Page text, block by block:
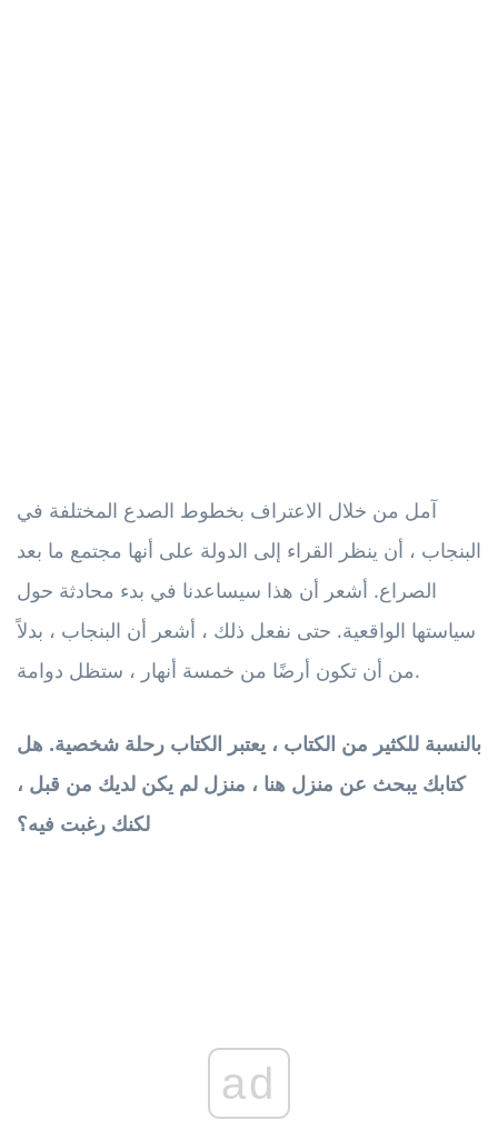
آمل من خلال الاعتراف بخطوط الصدع المختلفة في
البنجاب ، أن ينظر القراء إلى الدولة على أنها مجتمع ما بعد
الصراع. أشعر أن هذا سيساعدنا في بدء محادثة حول
سياستها الواقعية. حتى نفعل ذلك ، أشعر أن البنجاب ، بدلاً
من أن تكون أرضًا من خمسة أنهار ، ستظل دوامة.
بالنسبة للكثير من الكتاب ، يعتبر الكتاب رحلة شخصية. هل
كتابك يبحث عن منزل هنا ، منزل لم يكن لديك من قبل ،
لكنك رغبت فيه؟
ad